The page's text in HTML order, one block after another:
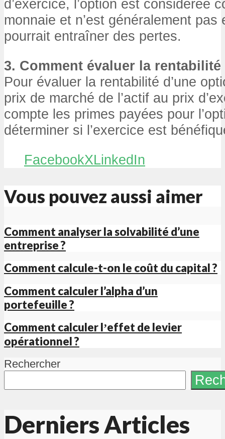
d’exercice, l’option est considérée
monnaie et n’est généralement pas
pourrait entraîner des pertes.
3. Comment évaluer la
Pour évaluer la rentabilité d’une
prix de marché de l’actif au prix
compte les primes payées pour
déterminer si l’exercice est
FacebookXLinkedIn
Vous pouvez aussi aimer
Comment analyser la solvabilité d’une
entreprise ?
Comment calcule-t-on le coût du capital ?
Comment calculer l’alpha d’un
portefeuille ?
Comment calculer lʼeffet de levier
opérationnel ?
Rechercher
Derniers Articles